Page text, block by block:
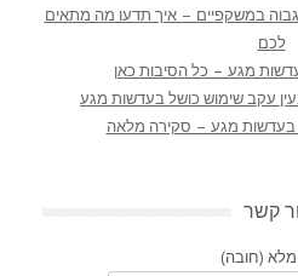
במשקפיים – איך תדעו מה מתאים
לכם
מגע – כל הסיבות כאן
עקב שימוש כושל בעדשות מגע
בעדשות מגע – סקירה מלאה
קשר
(חובה)